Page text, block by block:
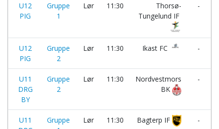
U12
PIG
Gruppe
1
Lør 11:30
Thorsø-
Tungelund IF
-
U12
PIG
Gruppe
2
Lør 11:30 Ikast FC -
U11
DRG
BY
Gruppe
2
Lør 11:30
Nordvestmors
BK
-
U11
Gruppe
Lør 11:30 Bagterp IF
-